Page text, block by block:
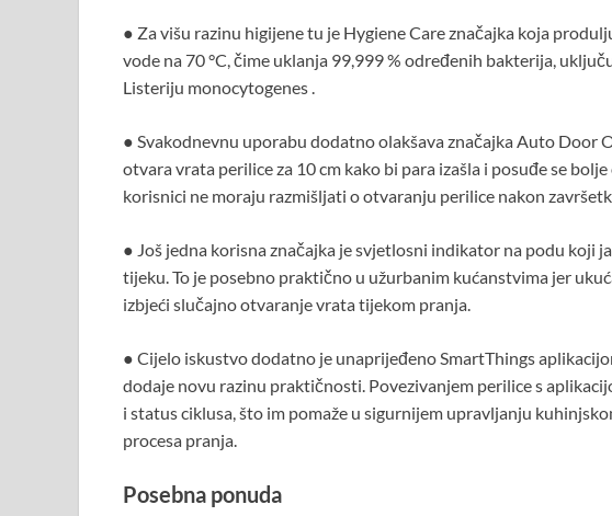
● Za višu razinu higijene tu je Hygiene Care značajka koja
vode na 70 °C, čime uklanja 99,999 % određenih bakterija,
Listeriju monocytogenes .
● Svakodnevnu uporabu dodatno olakšava značajka Auto Door
otvara vrata perilice za 10 cm kako bi para izašla i posuđe se
korisnici ne moraju razmišljati o otvaranju perilice nakon
● Još jedna korisna značajka je svjetlosni indikator na podu koji
tijeku. To je posebno praktično u užurbanim kućanstvima jer
izbjeći slučajno otvaranje vrata tijekom pranja.
● Cijelo iskustvo dodatno je unaprijeđeno SmartThings
dodaje novu razinu praktičnosti. Povezivanjem perilice s
i status ciklusa, što im pomaže u sigurnijem upravljanju
procesa pranja.
Posebna ponuda